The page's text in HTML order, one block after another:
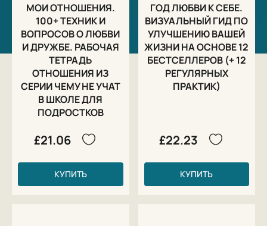
МОИ ОТНОШЕНИЯ.
100+ ТЕХНИК И
ВОПРОСОВ О ЛЮБВИ
И ДРУЖБЕ. РАБОЧАЯ
ТЕТРАДЬ
ОТНОШЕНИЯ ИЗ
СЕРИИ ЧЕМУ НЕ УЧАТ
В ШКОЛЕ ДЛЯ
ПОДРОСТКОВ
£21.06
КУПИТЬ
ГОД ЛЮБВИ К СЕБЕ.
ВИЗУАЛЬНЫЙ ГИД ПО
УЛУЧШЕНИЮ ВАШЕЙ
ЖИЗНИ НА ОСНОВЕ 12
БЕСТСЕЛЛЕРОВ (+ 12
РЕГУЛЯРНЫХ
ПРАКТИК)
£22.23
КУПИТЬ